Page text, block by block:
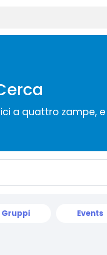
a quattro zampe,
Gruppi Events